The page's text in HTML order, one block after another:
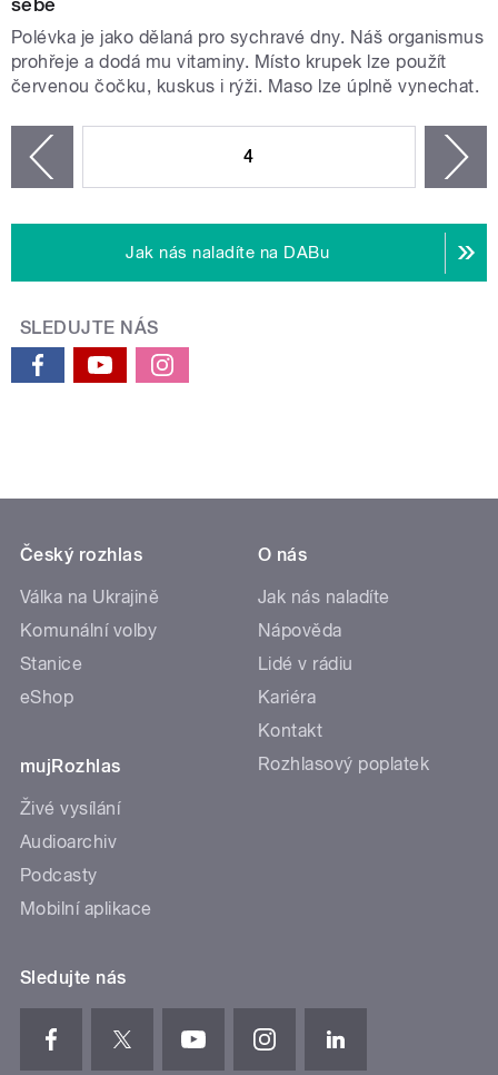
sebe
Polévka je jako dělaná pro sychravé dny. Náš organismus
prohřeje a dodá mu vitaminy. Místo krupek lze použít
červenou čočku, kuskus i rýži. Maso lze úplně vynechat.
4
Jak nás naladíte na DABu
SLEDUJTE NÁS
Český rozhlas
Válka na Ukrajině
Komunální volby
Stanice
eShop
mujRozhlas
Živé vysílání
Audioarchiv
Podcasty
Mobilní aplikace
O nás
Jak nás naladíte
Nápověda
Lidé v rádiu
Kariéra
Kontakt
Rozhlasový poplatek
Sledujte nás